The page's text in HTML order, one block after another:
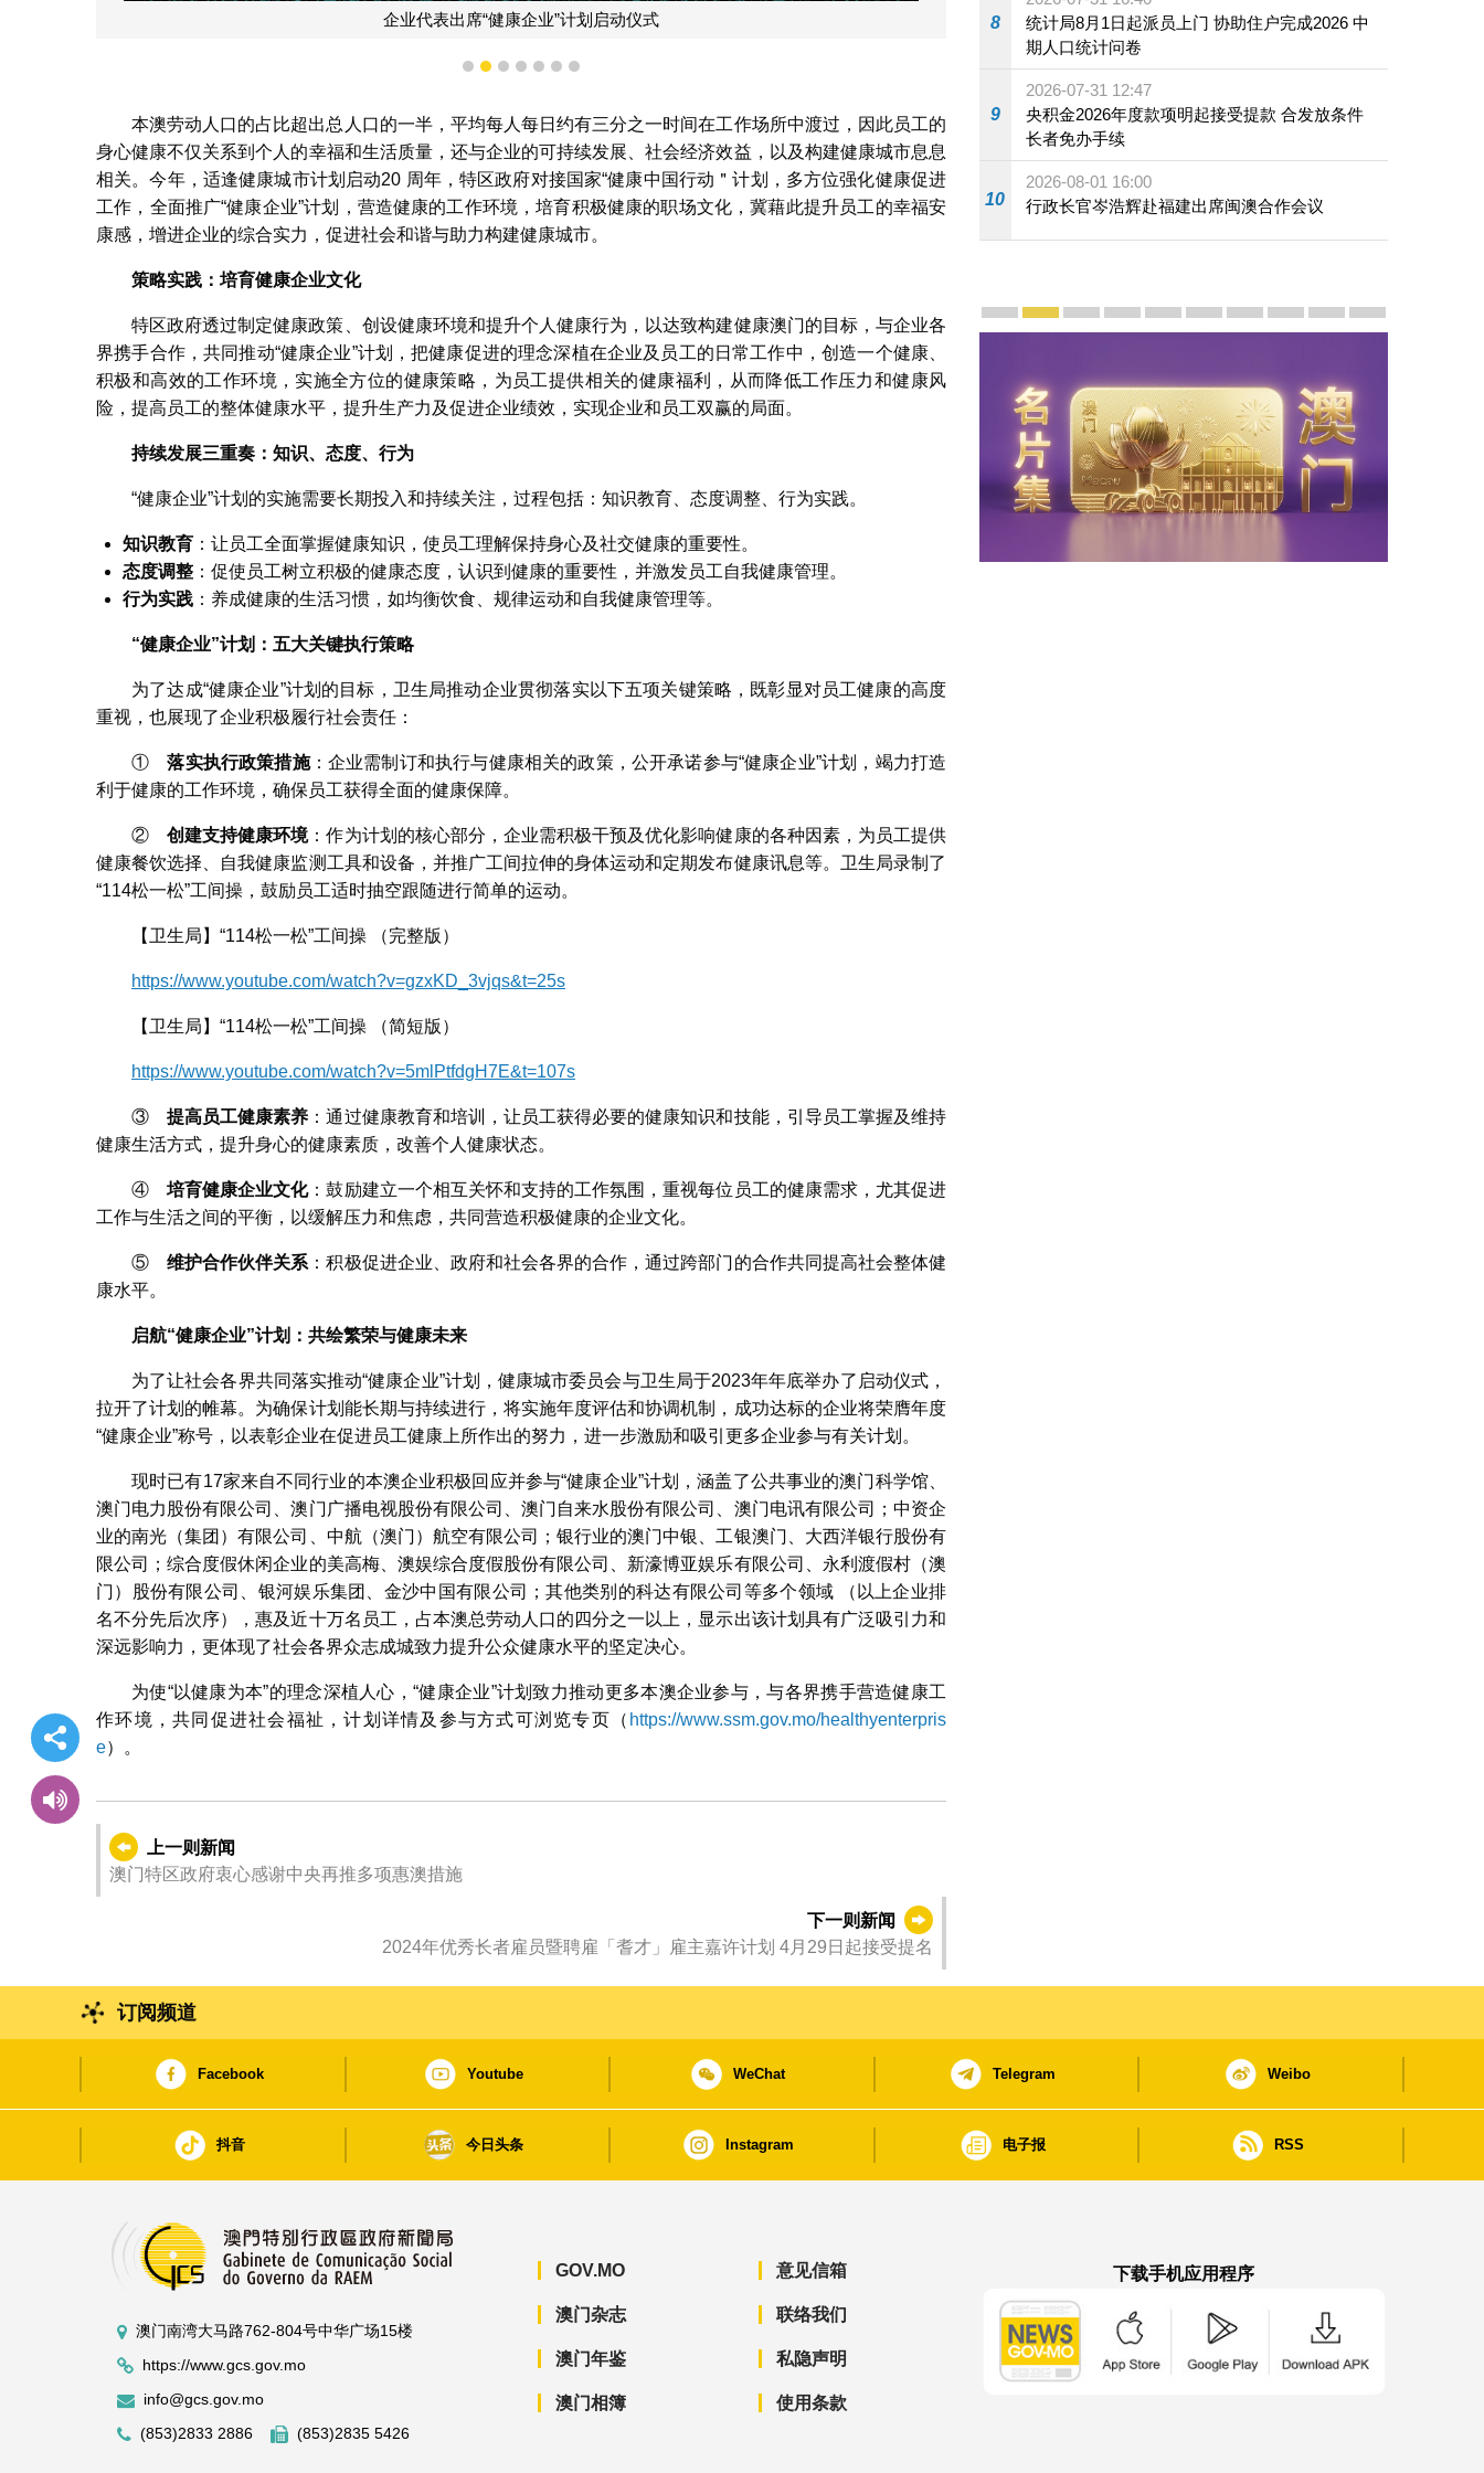
企业代表出席“健康企业”计划启动仪式
1 2 3 4 5 6 7
本澳劳动人口的占比超出总人口的一半，平均每人每日约有三分之一时间在工作场所中渡过，因此员工的
身心健康不仅关系到个人的幸福和生活质量，还与企业的可持续发展、社会经济效益，以及构建健康城市息息
相关。今年，适逢健康城市计划启动20 周年，特区政府对接国家“健康中国行动＂计划，多方位强化健康促进
工作，全面推广“健康企业”计划，营造健康的工作环境，培育积极健康的职场文化，冀藉此提升员工的幸福安
康感，增进企业的综合实力，促进社会和谐与助力构建健康城市。
策略实践：培育健康企业文化
特区政府透过制定健康政策、创设健康环境和提升个人健康行为，以达致构建健康澳门的目标，与企业各
界携手合作，共同推动“健康企业”计划，把健康促进的理念深植在企业及员工的日常工作中，创造一个健康、
积极和高效的工作环境，实施全方位的健康策略，为员工提供相关的健康福利，从而降低工作压力和健康风
险，提高员工的整体健康水平，提升生产力及促进企业绩效，实现企业和员工双赢的局面。
持续发展三重奏：知识、态度、行为
“健康企业”计划的实施需要长期投入和持续关注，过程包括：知识教育、态度调整、行为实践。
知识教育 ：让员工全面掌握健康知识，使员工理解保持身心及社交健康的重要性。
态度调整 ：促使员工树立积极的健康态度，认识到健康的重要性，并激发员工自我健康管理。
行为实践 ：养成健康的生活习惯，如均衡饮食、规律运动和自我健康管理等。
“健康企业”计划：五大关键执行策略
为了达成“健康企业”计划的目标，卫生局推动企业贯彻落实以下五项关键策略，既彰显对员工健康的高度
重视，也展现了企业积极履行社会责任：
① 落实执行政策措施：企业需制订和执行与健康相关的政策，公开承诺参与“健康企业”计划，竭力打造
利于健康的工作环境，确保员工获得全面的健康保障。
② 创建支持健康环境：作为计划的核心部分，企业需积极干预及优化影响健康的各种因素，为员工提供
健康餐饮选择、自我健康监测工具和设备，并推广工间拉伸的身体运动和定期发布健康讯息等。卫生局录制了
“114松一松”工间操，鼓励员工适时抽空跟随进行简单的运动。
【卫生局】“114松一松”工间操 （完整版）
https://www.youtube.com/watch?v=gzxKD_3vjqs&t=25s
【卫生局】“114松一松”工间操 （简短版）
https://www.youtube.com/watch?v=5mlPtfdgH7E&t=107s
③ 提高员工健康素养 ：通过健康教育和培训，让员工获得必要的健康知识和技能，引导员工掌握及维持
健康生活方式，提升身心的健康素质，改善个人健康状态。
④ 培育健康企业文化：鼓励建立一个相互关怀和支持的工作氛围，重视每位员工的健康需求，尤其促进
工作与生活之间的平衡，以缓解压力和焦虑，共同营造积极健康的企业文化。
⑤ 维护合作伙伴关系：积极促进企业、政府和社会各界的合作，通过跨部门的合作共同提高社会整体健
康水平。
启航“健康企业”计划：共绘繁荣与健康未来
为了让社会各界共同落实推动“健康企业”计划，健康城市委员会与卫生局于2023年年底举办了启动仪式，
拉开了计划的帷幕。为确保计划能长期与持续进行，将实施年度评估和协调机制，成功达标的企业将荣膺年度
“健康企业”称号，以表彰企业在促进员工健康上所作出的努力，进一步激励和吸引更多企业参与有关计划。
现时已有17家来自不同行业的本澳企业积极回应并参与“健康企业”计划，涵盖了公共事业的澳门科学馆、
澳门电力股份有限公司、澳门广播电视股份有限公司、澳门自来水股份有限公司、澳门电讯有限公司；中资企
业的南光（集团）有限公司、中航（澳门）航空有限公司；银行业的澳门中银、工银澳门、大西洋银行股份有
限公司；综合度假休闲企业的美高梅、澳娱综合度假股份有限公司、新濠博亚娱乐有限公司、永利渡假村（澳
门）股份有限公司、银河娱乐集团、金沙中国有限公司；其他类别的科达有限公司等多个领域 （以上企业排
名不分先后次序），惠及近十万名员工，占本澳总劳动人口的四分之一以上，显示出该计划具有广泛吸引力和
深远影响力，更体现了社会各界众志成城致力提升公众健康水平的坚定决心。
为使“以健康为本”的理念深植人心，“健康企业”计划致力推动更多本澳企业参与，与各界携手营造健康工
作环境，共同促进社会福祉，计划详情及参与方式可浏览专页（ https://www.ssm.gov.mo/healthyenterpris
e）。
上一则新闻
澳门特区政府衷心感谢中央再推多项惠澳措施
下一则新闻
2024年优秀长者雇员暨聘雇「耆才」雇主嘉许计划 4月29日起接受提名
8
统计局8月1日起派员上门 协助住户完成2026 中
期人口统计问卷
9
2026-07-31 12:47
央积金2026年度款项明起接受提款 合发放条件
长者免办手续
10
2026-08-01 16:00
行政长官岑浩辉赴福建出席闽澳合作会议
宣传及推广
赓续中葡传统友谊 续写“一国两制”新篇章 — 澳门“一国
澳门名片集
行政长官岑浩辉11月18日发表2026年施政报
施政特写澳门特别行政区经济和社会发展第
横琴粤澳深度合作区专题网站
施政小讲堂
走进澳门澳门相簿2020
《澳门微视
订阅频道
Facebook Youtube WeChat Telegram Weibo
抖音 今日头条 Instagram 电子报 RSS
澳门南湾大马路762-804号中华广场15楼
https://www.gcs.gov.mo
info@gcs.gov.mo
(853)2833 2886
(853)2835 5426
GOV.MO
澳门杂志
澳门年鉴
澳门相簿
意见信箱
联络我们
私隐声明
使用条款
下载手机应用程序